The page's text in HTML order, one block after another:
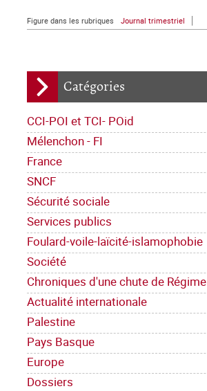
Catégories
CCI-POI et TCI- POid
Mélenchon - FI
France
SNCF
Sécurité sociale
Services publics
Foulard-voile-laïcité-islamophobie
Société
Chroniques d'une chute de Régime
Actualité internationale
Palestine
Pays Basque
Europe
Dossiers
Figure dans les rubriques Journal trimestriel